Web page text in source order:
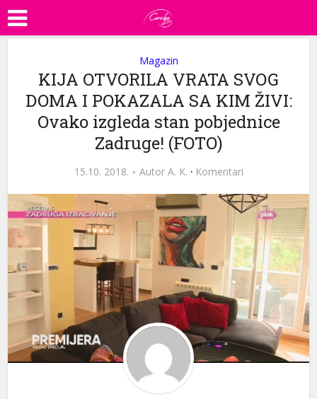
Magazin
KIJA OTVORILA VRATA SVOG
DOMA I POKAZALA SA KIM ŽIVI:
Ovako izgleda stan pobjednice
Zadruge! (FOTO)
15.10. 2018. Autor A. K. · Komentari